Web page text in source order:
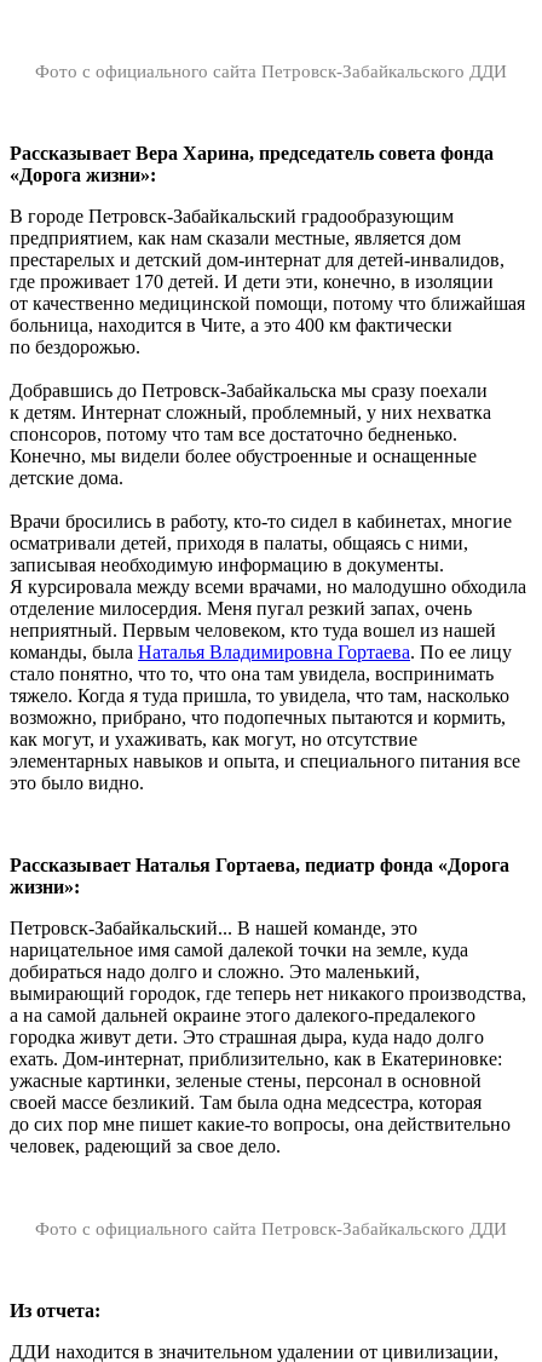
Фото с официального сайта Петровск-Забайкальского ДДИ
Рассказывает Вера Харина, председатель совета фонда
«Дорога жизни»:
В городе Петровск-Забайкальский градообразующим
предприятием, как нам сказали местные, является дом
престарелых и детский дом-интернат для детей-инвалидов,
где проживает 170 детей. И дети эти, конечно, в изоляции
от качественно медицинской помощи, потому что ближайшая
больница, находится в Чите, а это 400 км фактически
по бездорожью.
Добравшись до Петровск-Забайкальска мы сразу поехали
к детям. Интернат сложный, проблемный, у них нехватка
спонсоров, потому что там все достаточно бедненько.
Конечно, мы видели более обустроенные и оснащенные
детские дома.
Врачи бросились в работу, кто-то сидел в кабинетах, многие
осматривали детей, приходя в палаты, общаясь с ними,
записывая необходимую информацию в документы.
Я курсировала между всеми врачами, но малодушно обходила
отделение милосердия. Меня пугал резкий запах, очень
неприятный. Первым человеком, кто туда вошел из нашей
команды, была Наталья Владимировна Гортаева. По ее лицу
стало понятно, что то, что она там увидела, воспринимать
тяжело. Когда я туда пришла, то увидела, что там, насколько
возможно, прибрано, что подопечных пытаются и кормить,
как могут, и ухаживать, как могут, но отсутствие
элементарных навыков и опыта, и специального питания все
это было видно.
Рассказывает Наталья Гортаева, педиатр фонда «Дорога
жизни»:
Петровск-Забайкальский... В нашей команде, это
нарицательное имя самой далекой точки на земле, куда
добираться надо долго и сложно. Это маленький,
вымирающий городок, где теперь нет никакого производства,
а на самой дальней окраине этого далекого-предалекого
городка живут дети. Это страшная дыра, куда надо долго
ехать. Дом-интернат, приблизительно, как в Екатериновке:
ужасные картинки, зеленые стены, персонал в основной
своей массе безликий. Там была одна медсестра, которая
до сих пор мне пишет какие-то вопросы, она действительно
человек, радеющий за свое дело.
Фото с официального сайта Петровск-Забайкальского ДДИ
Из отчета:
ДДИ находится в значительном удалении от цивилизации,